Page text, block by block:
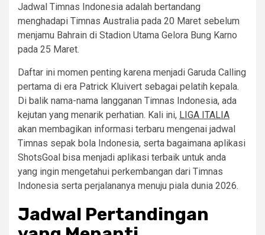
Jadwal Timnas Indonesia adalah bertandang
menghadapi Timnas Australia pada 20 Maret sebelum
menjamu Bahrain di Stadion Utama Gelora Bung Karno
pada 25 Maret.
Daftar ini momen penting karena menjadi Garuda Calling
pertama di era Patrick Kluivert sebagai pelatih kepala.
Di balik nama-nama langganan Timnas Indonesia, ada
kejutan yang menarik perhatian. Kali ini, LIGA ITALIA
akan membagikan informasi terbaru mengenai jadwal
Timnas sepak bola Indonesia, serta bagaimana aplikasi
ShotsGoal bisa menjadi aplikasi terbaik untuk anda
yang ingin mengetahui perkembangan dari Timnas
Indonesia serta perjalananya menuju piala dunia 2026.
Jadwal Pertandingan